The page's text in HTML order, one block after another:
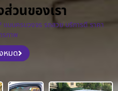
วนของเรา
บบครบวงจร รถสวย บริการดี ราคา
รภาพ
หมด